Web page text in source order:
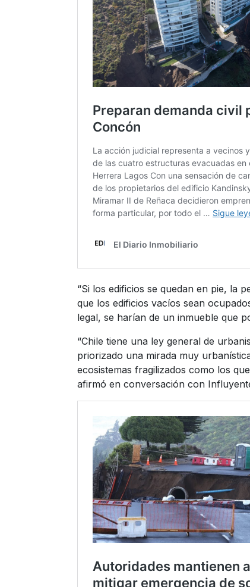
“Si los edificios se quedan en pie, la
que los edificios vacíos sean
legal, se harían de un inmueble que
“Chile tiene una ley general de
priorizado una mirada muy
ecosistemas fragilizados como los
afirmó en conversación con